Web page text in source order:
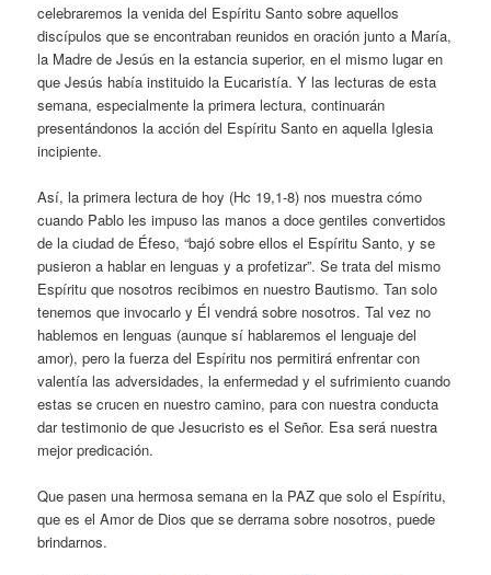
celebraremos la venida del Espíritu Santo sobre aquellos
discípulos que se encontraban reunidos en oración junto a María,
la Madre de Jesús en la estancia superior, en el mismo lugar en
que Jesús había instituido la Eucaristía. Y las lecturas de esta
semana, especialmente la primera lectura, continuarán
presentándonos la acción del Espíritu Santo en aquella Iglesia
incipiente.
Así, la primera lectura de hoy (Hc 19,1-8) nos muestra cómo
cuando Pablo les impuso las manos a doce gentiles convertidos
de la ciudad de Éfeso, “bajó sobre ellos el Espíritu Santo, y se
pusieron a hablar en lenguas y a profetizar”. Se trata del mismo
Espíritu que nosotros recibimos en nuestro Bautismo. Tan solo
tenemos que invocarlo y Él vendrá sobre nosotros. Tal vez no
hablemos en lenguas (aunque sí hablaremos el lenguaje del
amor), pero la fuerza del Espíritu nos permitirá enfrentar con
valentía las adversidades, la enfermedad y el sufrimiento cuando
estas se crucen en nuestro camino, para con nuestra conducta
dar testimonio de que Jesucristo es el Señor. Esa será nuestra
mejor predicación.
Que pasen una hermosa semana en la PAZ que solo el Espíritu,
que es el Amor de Dios que se derrama sobre nosotros, puede
brindarnos.